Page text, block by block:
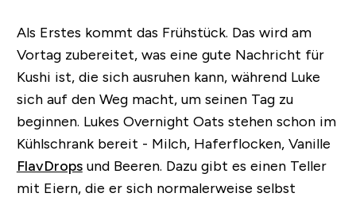
Als Erstes kommt das Frühstück. Das wird am
Vortag zubereitet, was eine gute Nachricht für
Kushi ist, die sich ausruhen kann, während Luke
sich auf den Weg macht, um seinen Tag zu
beginnen. Lukes Overnight Oats stehen schon im
Kühlschrank bereit - Milch, Haferflocken, Vanille
FlavDropsund Beeren. Dazu gibt es einen Teller
mit Eiern, die er sich normalerweise selbst